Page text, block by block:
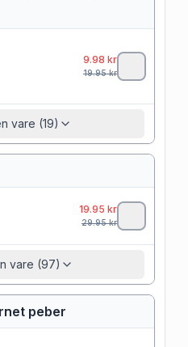
9.98 kr
19.95kr
vare (19)
19.95 kr
29.95kr
vare (97)
peber